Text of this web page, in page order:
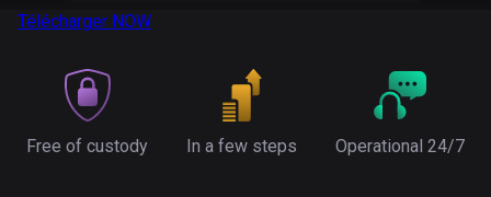
Télécharger NOW
Free of custody In a few steps Operational 24/7